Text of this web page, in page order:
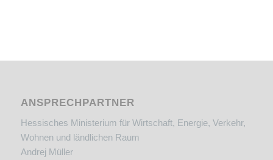
ANSPRECHPARTNER
Hessisches Ministerium für Wirtschaft, Energie, Verkehr,
Wohnen und ländlichen Raum
Andrej Müller